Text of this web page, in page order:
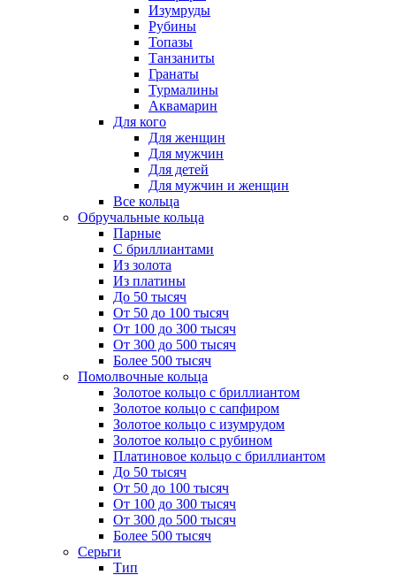
Изумруды
Рубины
Топазы
Танзаниты
Гранаты
Турмалины
Аквамарин
Для кого
Для женщин
Для мужчин
Для детей
Для мужчин и женщин
Все кольца
Обручальные кольца
Парные
С бриллиантами
Из золота
Из платины
До 50 тысяч
От 50 до 100 тысяч
От 100 до 300 тысяч
От 300 до 500 тысяч
Более 500 тысяч
Помолвочные кольца
Золотое кольцо с бриллиантом
Золотое кольцо с сапфиром
Золотое кольцо с изумрудом
Золотое кольцо с рубином
Платиновое кольцо с бриллиантом
До 50 тысяч
От 50 до 100 тысяч
От 100 до 300 тысяч
От 300 до 500 тысяч
Более 500 тысяч
Серьги
Тип